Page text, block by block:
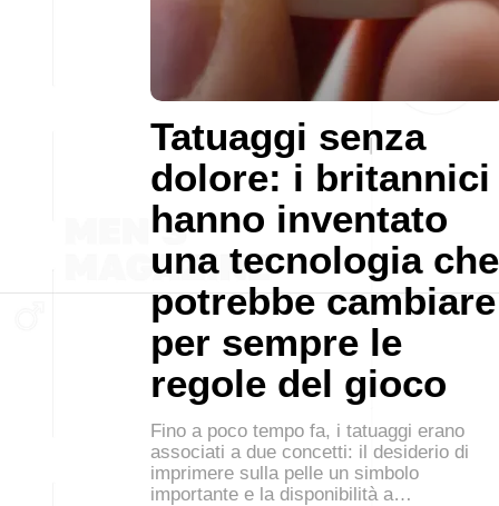
Tatuaggi senza
dolore: i britannici
hanno inventato
una tecnologia che
potrebbe cambiare
per sempre le
regole del gioco
Fino a poco tempo fa, i tatuaggi erano
associati a due concetti: il desiderio di
imprimere sulla pelle un simbolo
importante e la disponibilità a…